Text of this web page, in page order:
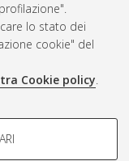
lo stato dei
cookie" del
Cookie policy.